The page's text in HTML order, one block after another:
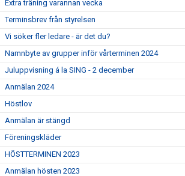
Extra träning varannan vecka
Terminsbrev från styrelsen
Vi söker fler ledare - är det du?
Namnbyte av grupper inför vårterminen 2024
Juluppvisning á la SING - 2 december
Anmälan 2024
Höstlov
Anmälan är stängd
Föreningskläder
HÖSTTERMINEN 2023
Anmälan hösten 2023